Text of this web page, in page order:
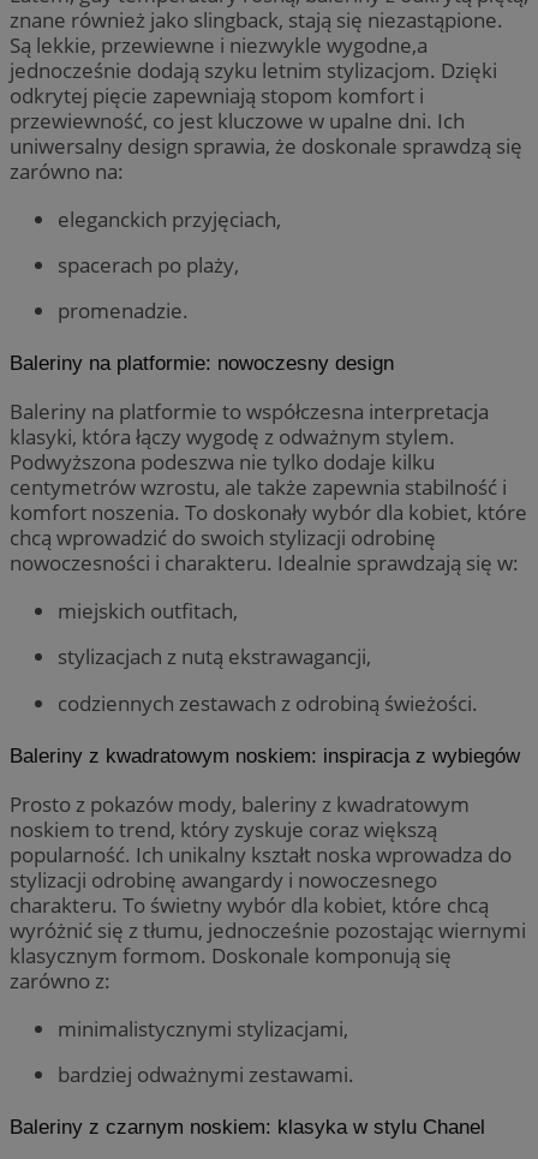
znane również jako slingback, stają się niezastąpione.
Są lekkie, przewiewne i niezwykle wygodne,a
jednocześnie dodają szyku letnim stylizacjom. Dzięki
odkrytej pięcie zapewniają stopom komfort i
przewiewność, co jest kluczowe w upalne dni. Ich
uniwersalny design sprawia, że doskonale sprawdzą się
zarówno na:
eleganckich przyjęciach,
spacerach po plaży,
promenadzie.
Baleriny na platformie: nowoczesny design
Baleriny na platformie to współczesna interpretacja
klasyki, która łączy wygodę z odważnym stylem.
Podwyższona podeszwa nie tylko dodaje kilku
centymetrów wzrostu, ale także zapewnia stabilność i
komfort noszenia. To doskonały wybór dla kobiet, które
chcą wprowadzić do swoich stylizacji odrobinę
nowoczesności i charakteru. Idealnie sprawdzają się w:
miejskich outfitach,
stylizacjach z nutą ekstrawagancji,
codziennych zestawach z odrobiną świeżości.
Baleriny z kwadratowym noskiem: inspiracja z wybiegów
Prosto z pokazów mody, baleriny z kwadratowym
noskiem to trend, który zyskuje coraz większą
popularność. Ich unikalny kształt noska wprowadza do
stylizacji odrobinę awangardy i nowoczesnego
charakteru. To świetny wybór dla kobiet, które chcą
wyróżnić się z tłumu, jednocześnie pozostając wiernymi
klasycznym formom. Doskonale komponują się
zarówno z:
minimalistycznymi stylizacjami,
bardziej odważnymi zestawami.
Baleriny z czarnym noskiem: klasyka w stylu Chanel